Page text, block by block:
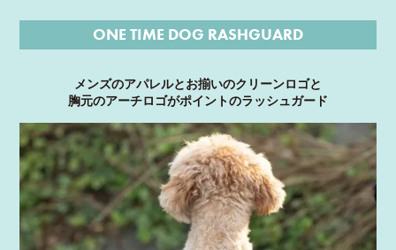
ONE TIME DOG RASHGUARD
メンズのアパレルとお揃いのクリーンロゴと
胸元のアーチロゴがポイントのラッシュガード